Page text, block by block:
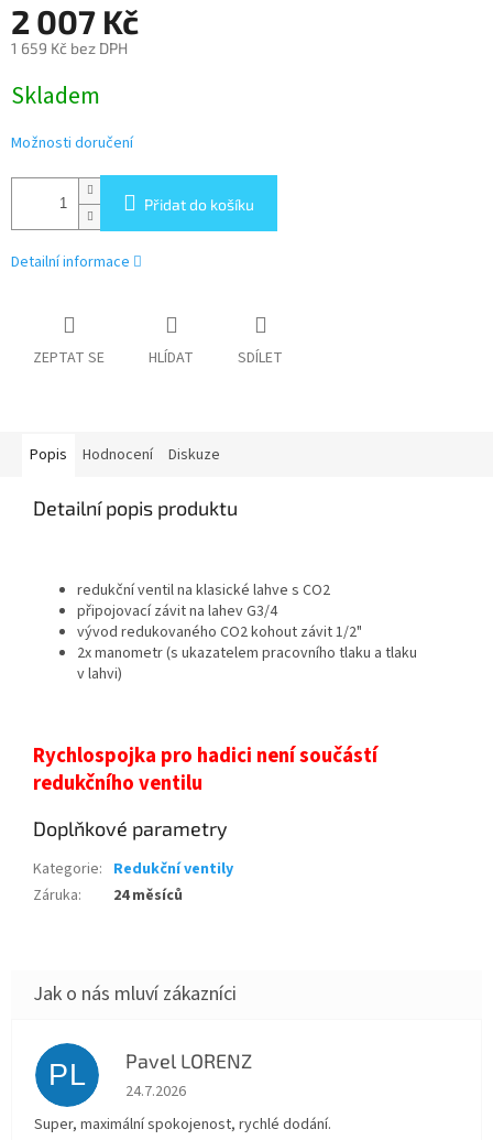
2 007 Kč
1 659 Kč bez DPH
cena:
Skladem
Možnosti doručení
Přidat do košíku
Detailní informace
ZEPTAT SE HLÍDAT SDÍLET
Popis Hodnocení Diskuze
Detailní popis produktu
redukční ventil na klasické lahve s CO2
připojovací závit na lahev G3/4
vývod redukovaného CO2 kohout závit 1/2"
2x manometr (s ukazatelem pracovního tlaku a tlaku
v lahvi)
Rychlospojka pro hadici není součástí
redukčního ventilu
Doplňkové parametry
Kategorie: Redukční ventily
Záruka: 24 měsíců
PL Pavel LORENZ
Hodnocení obchodu je 5 z 5 hvězdiček.
24.7.2026
Super, maximální spokojenost, rychlé dodání.